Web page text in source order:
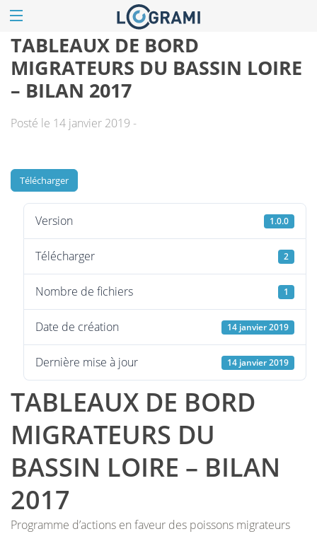
TABLEAUX DE BORD
MIGRATEURS DU BASSIN LOIRE
– BILAN 2017
Posté le 14 janvier 2019 -
Télécharger
Version 1.0.0
Télécharger 2
Nombre de fichiers 1
Date de création 14 janvier 2019
Dernière mise à jour 14 janvier 2019
TABLEAUX DE BORD
MIGRATEURS DU
BASSIN LOIRE – BILAN
2017
Programme d’actions en faveur des poissons migrateurs